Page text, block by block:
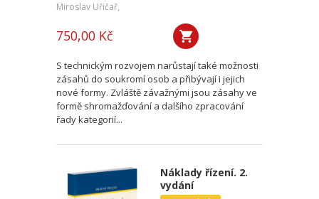
Miroslav Uřičař,
750,00 Kč
S technickým rozvojem narůstají také možnosti
zásahů do soukromí osob a přibývají i jejich
nové formy. Zvláště závažnými jsou zásahy ve
formě shromažďování a dalšího zpracování
řady kategorií...
Náklady řízení. 2.
vydání